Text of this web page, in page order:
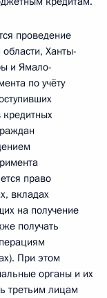
проведение
Ханты-
и Ямало-
по учёту
кредитных
право
вкладах
на получение
получать
При этом
органы и их
третьим лицам